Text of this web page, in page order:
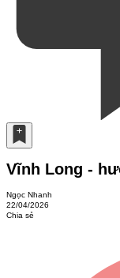
Vĩnh Long -
Ngọc Nhanh
22/04/2026
Chia sẻ